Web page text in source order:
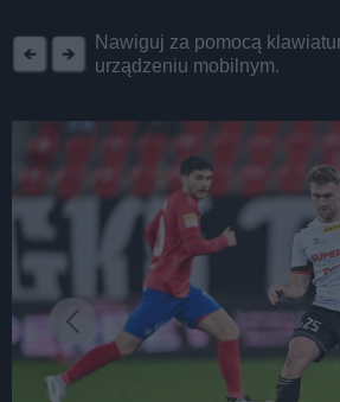
Nawiguj za pomocą
urządzeniu mobilnym.